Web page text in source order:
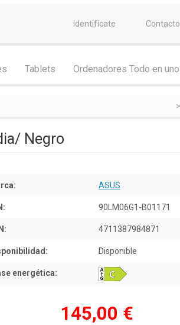
Identifícate Contacto
Tablets Ordenadores Todo en uno
Negro
ASUS
90LM06G1-B01171
4711387984871
Disponible
energética:
145,00 €